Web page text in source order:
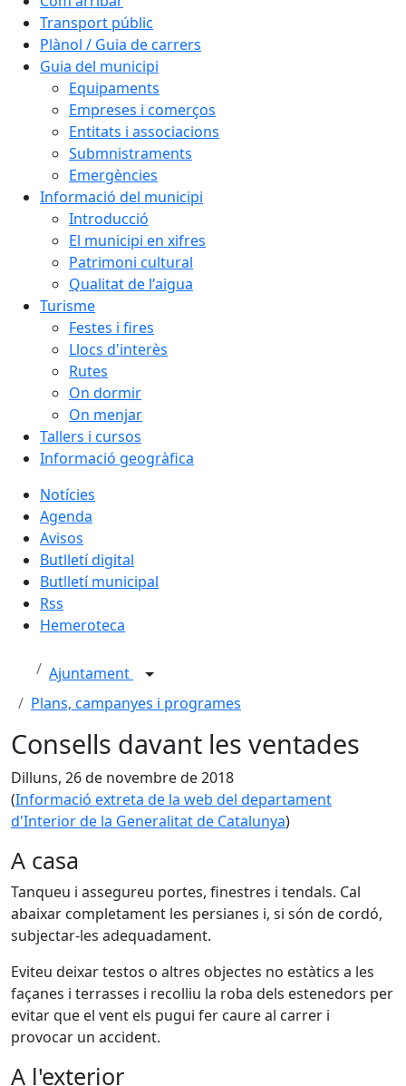
Transport públic
Plànol / Guia de carrers
Guia del municipi
Equipaments
Empreses i comerços
Entitats i associacions
Submnistraments
Emergències
Informació del municipi
Introducció
El municipi en xifres
Patrimoni cultural
Qualitat de l'aigua
Turisme
Festes i fires
Llocs d'interès
Rutes
On dormir
On menjar
Tallers i cursos
Informació geogràfica
Notícies
Agenda
Avisos
Butlletí digital
Butlletí municipal
Rss
Hemeroteca
Ajuntament
Plans, campanyes i programes
Consells davant les ventades
Dilluns, 26 de novembre de 2018
(Informació extreta de la web del departament
d'Interior de la Generalitat de Catalunya)
A casa
Tanqueu i assegureu portes, finestres i tendals. Cal
abaixar completament les persianes i, si són de cordó,
subjectar-les adequadament.
Eviteu deixar testos o altres objectes no estàtics a les
façanes i terrasses i recolliu la roba dels estenedors per
evitar que el vent els pugui fer caure al carrer i
provocar un accident.
A l'exterior